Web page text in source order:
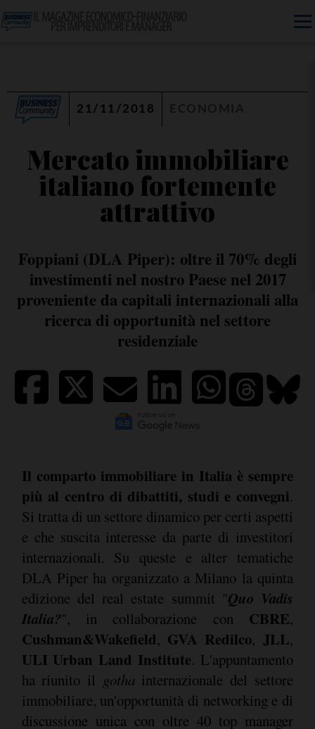
21/11/2018
Mercato immobiliare
italiano fortemente
attrattivo
Foppiani (DLA Piper): oltre il 70% degli
investimenti nel nostro Paese nel 2017
proveniente da capitali internazionali alla
ricerca di opportunità nel settore
residenziale
Il comparto immobiliare in Italia è sempre
più al centro di dibattiti, studi e convegni.
Si tratta di un settore dinamico per certi aspetti
e che suscita interesse da parte di investitori
internazionali. Su queste e alter tematiche
DLA Piper ha organizzato a Milano la quinta
edizione del real estate summit "Quo Vadis
Italia?", in collaborazione con CBRE,
Cushman&Wakefield, GVA Redilco, JLL,
ULI Urban Land Institute. L'appuntamento
ha riunito il gotha internazionale del settore
immobiliare, un'opportunità di networking e di
discussione unica con oltre 40 top manager